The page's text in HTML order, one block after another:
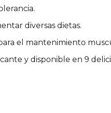
diversas dietas.
el mantenimiento
y disponible en 9